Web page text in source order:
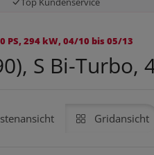
PS, 294 kW, 04/10 bis 05/13
S Bi-
Gridansicht